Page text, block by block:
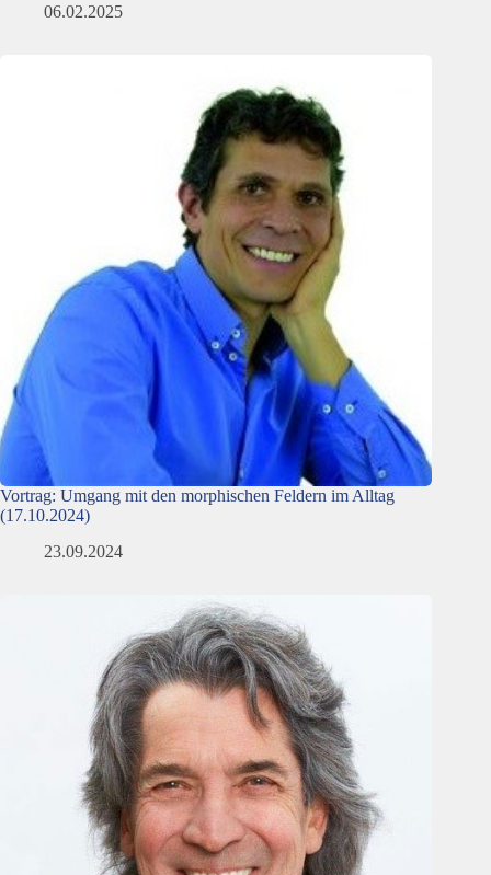
06.02.2025
Vortrag: Umgang mit den morphischen Feldern im Alltag
(17.10.2024)
23.09.2024